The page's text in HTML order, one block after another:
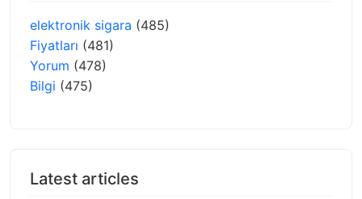
elektronik sigara (485)
Fiyatları (481)
Yorum (478)
Bilgi (475)
Latest articles